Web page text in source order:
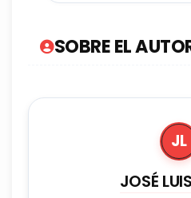
SOBRE EL
JL
JOSÉ